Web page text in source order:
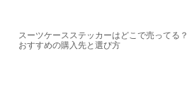
スーツケースステッカーはどこで売ってる？
おすすめの購入先と選び方